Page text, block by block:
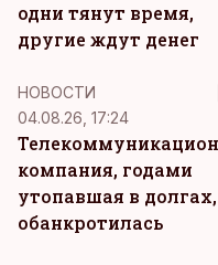
одни тянут время,
другие ждут денег
НОВОСТИ
04.08.26, 17:24
компания, годами
утопавшая в долгах,
обанкротилась